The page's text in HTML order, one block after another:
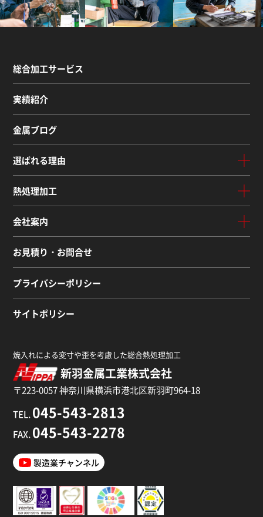
総合加工サービス
実績紹介
金属ブログ
選ばれる理由
熱処理加工
会社案内
お見積り・お問合せ
プライバシーポリシー
サイトポリシー
焼入れによる変寸や歪を考慮した総合熱処理加工
新羽金属工業株式会社
〒223-0057 神奈川県横浜市港北区新羽町964-18
TEL. 045-543-2813
FAX. 045-543-2278
製造業チャンネル